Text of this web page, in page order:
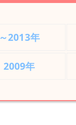
～2013年
2009年